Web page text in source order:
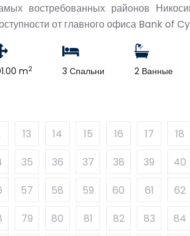
востребованных районов
от главного офиса Bank of
m2 3 Спальни 2 Ванные
13 14 15 16 17 18
35 36 37 38 39 40
57 58 59 60 61 62
79 80 81 82 83 84